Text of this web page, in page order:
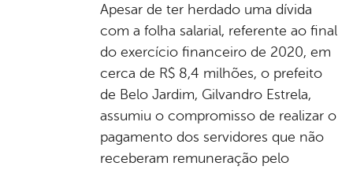
Apesar de ter herdado uma dívida
com a folha salarial, referente ao final
do exercício financeiro de 2020, em
cerca de R$ 8,4 milhões, o prefeito
de Belo Jardim, Gilvandro Estrela,
assumiu o compromisso de realizar o
pagamento dos servidores que não
receberam remuneração pelo